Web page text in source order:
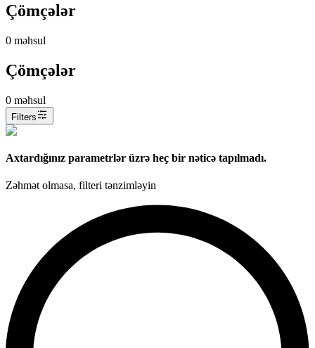
Çömçələr
0 məhsul
Çömçələr
0 məhsul
Filters
Axtardığınız parametrlər üzrə heç bir nəticə tapılmadı.
Zəhmət olmasa, filteri tənzimləyin